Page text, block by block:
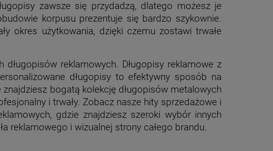
zawsze się przydadzą, dlatego możesz je
korpusu prezentuje się bardzo szykownie.
okres użytkowania, dzięki czemu zostawi trwałe
reklamowych. Długopisy reklamowe z
długopisy to efektywny sposób na
bogatą kolekcję długopisów metalowych
i trwały. Zobacz nasze hity sprzedażowe i
gdzie znajdziesz szeroki wybór innych
reklamowego i wizualnej strony całego brandu.